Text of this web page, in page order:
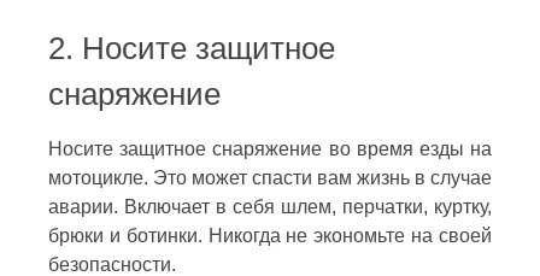
2. Носите защитное
снаряжение
Носите защитное снаряжение во время езды на
мотоцикле. Это может спасти вам жизнь в случае
аварии. Включает в себя шлем, перчатки, куртку,
брюки и ботинки. Никогда не экономьте на своей
безопасности.